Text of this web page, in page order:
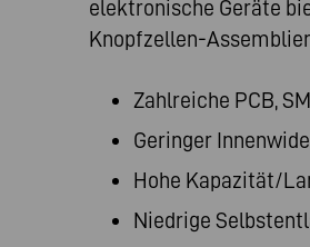
elektronische Geräte
Knopfzellen-
Zahlreiche PCB,
Geringer
Hohe Kapazität/
Niedrige